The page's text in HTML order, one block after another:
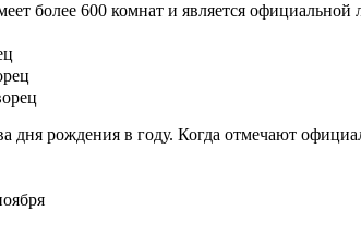
более 600 комнат и является
дня рождения в году. Когда отмечают